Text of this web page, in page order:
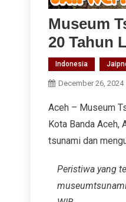
Museum
20 Tahun
Indonesia
December 26, 2024
Aceh – Museum
Kota Banda Aceh,
tsunami dan
Peristiwa yang